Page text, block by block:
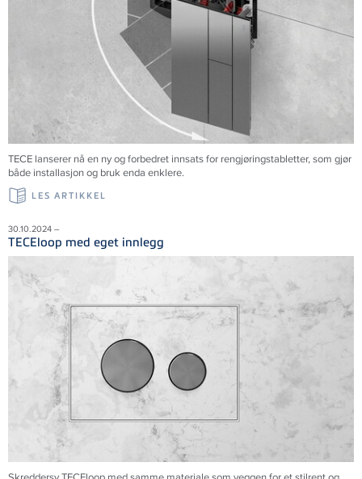
TECE lanserer nå en ny og forbedret innsats for rengjøringstabletter, som gjør
både installasjon og bruk enda enklere.
LES ARTIKKEL
30.10.2024 –
TECEloop med eget innlegg